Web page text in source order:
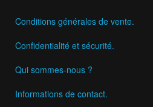
Conditions générales de vente.
Confidentialité et sécurité.
Qui sommes-nous ?
Informations de contact.